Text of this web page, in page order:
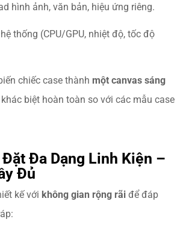
hình ảnh, văn bản, hiệu ứng riêng.
thống (CPU/GPU, nhiệt độ, tốc độ
chiếc case thành một canvas sáng
khác biệt hoàn toàn so với các mẫu case
Đa Dạng Linh Kiện –
Đủ
kế với không gian rộng rãi để đáp